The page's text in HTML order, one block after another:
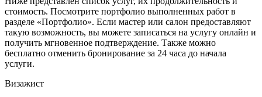
стоимость. Посмотрите портфолио выполненных работ в
разделе «Портфолио». Если мастер или салон предоставляют
такую возможность, вы можете записаться на услугу онлайн и
получить мгновенное подтверждение. Также можно
бесплатно отменить бронирование за 24 часа до начала
услуги.
Визажист